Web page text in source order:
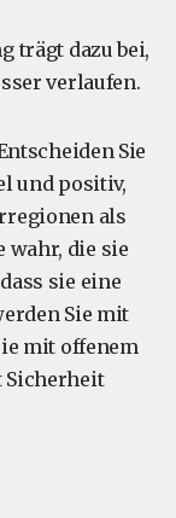
trägt dazu bei,
verlaufen.
Sie
und positiv,
als
wahr, die sie
sie eine
Sie mit
mit offenem
Sicherheit